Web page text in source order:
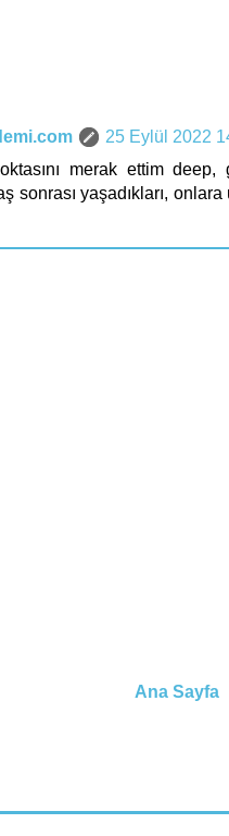
25 Eylül 2022
merak ettim
sonrası yaşadıkları,
Ana Sayfa